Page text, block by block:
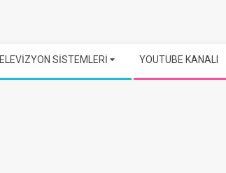
SİSTEMLERİ YOUTUBE KANALI